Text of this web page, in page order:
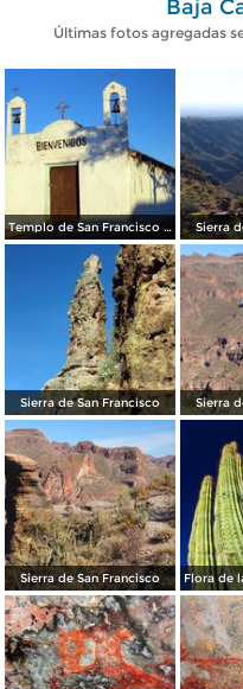
Baja
Últimas fotos agregadas
Templo de San Francisco de Asís Sierra
Sierra de San Francisco Sierra
Sierra de San Francisco